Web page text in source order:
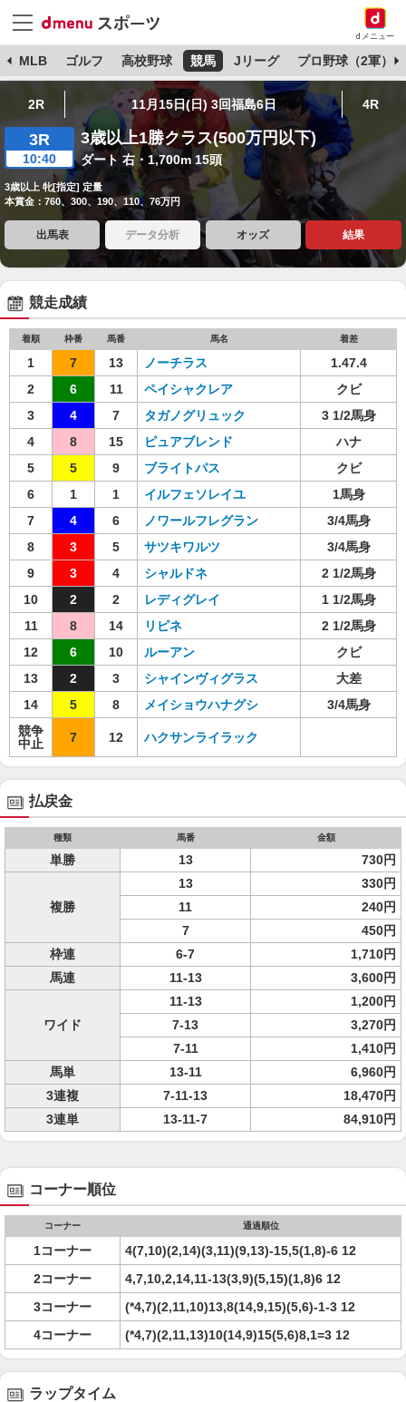
dメニュー
MLB ゴルフ 高校野球 競馬 Jリーグ プロ野球（2軍）
2R 11月15日(日) 3回福島6日 4R
3R
10:40
3歳以上1勝クラス(500万円以下)
ダート 右・1,700m 15頭
3歳以上 牝[指定] 定量
本賞金：760、300、190、110、76万円
出馬表 データ分析 オッズ 結果
競走成績
着順 枠番 馬番 馬名 着差
1 7 13 ノーチラス
1.47.4
2
6 11 ペイシャクレア
クビ
3
4 7 タガノグリュック
3 1/2馬身
4
8 15 ピュアブレンド
ハナ
5
5 9 ブライトパス
クビ
6
1 1 イルフェソレイユ
1馬身
7
4 6 ノワールフレグラン
3/4馬身
8
3 5 サツキワルツ
3/4馬身
9
3 4 シャルドネ
2 1/2馬身
10
2 2 レディグレイ
1 1/2馬身
11
8 14 リピネ
2 1/2馬身
12
6 10 ルーアン
クビ
13
2 3 シャインヴィグラス
大差
14
5 8 メイショウハナグシ
3/4馬身
競争
中止
7 12 ハクサンライラック
払戻金
種類 馬番 金額
単勝 13 730円
複勝
13
330円
11
240円
7
450円
枠連
6-7
1,710円
馬連
11-13 3,600円
ワイド
11-13
1,200円
7-13
3,270円
7-11
1,410円
馬単
13-11
6,960円
3連複
7-11-13
18,470円
3連単
13-11-7 84,910円
コーナー順位
コーナー 通過順位
1コーナー
4(7,10)(2,14)(3,11)(9,13)-15,5(1,8)-6 12
2コーナー
4,7,10,2,14,11-13(3,9)(5,15)(1,8)6 12
3コーナー
(*4,7)(2,11,10)13,8(14,9,15)(5,6)-1-3 12
4コーナー
(*4,7)(2,11,13)10(14,9)15(5,6)8,1=3 12
ラップタイム